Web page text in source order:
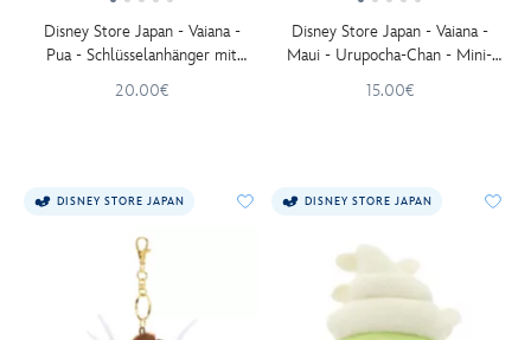
Disney Store Japan - Vaiana -
Pua - Schlüsselanhänger mit
20.00€
Disney Store Japan - Vaiana -
Maui - Urupocha-Chan - Mini-
15.00€
DISNEY STORE JAPAN DISNEY STORE JAPAN